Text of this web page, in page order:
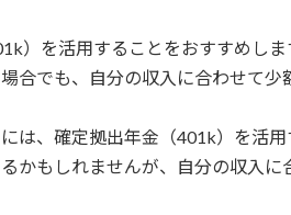
）を活用することをおすすめしま
合でも、自分の収入に合わせて少
は、確定拠出年金（401k）を活用
かもしれませんが、自分の収入に